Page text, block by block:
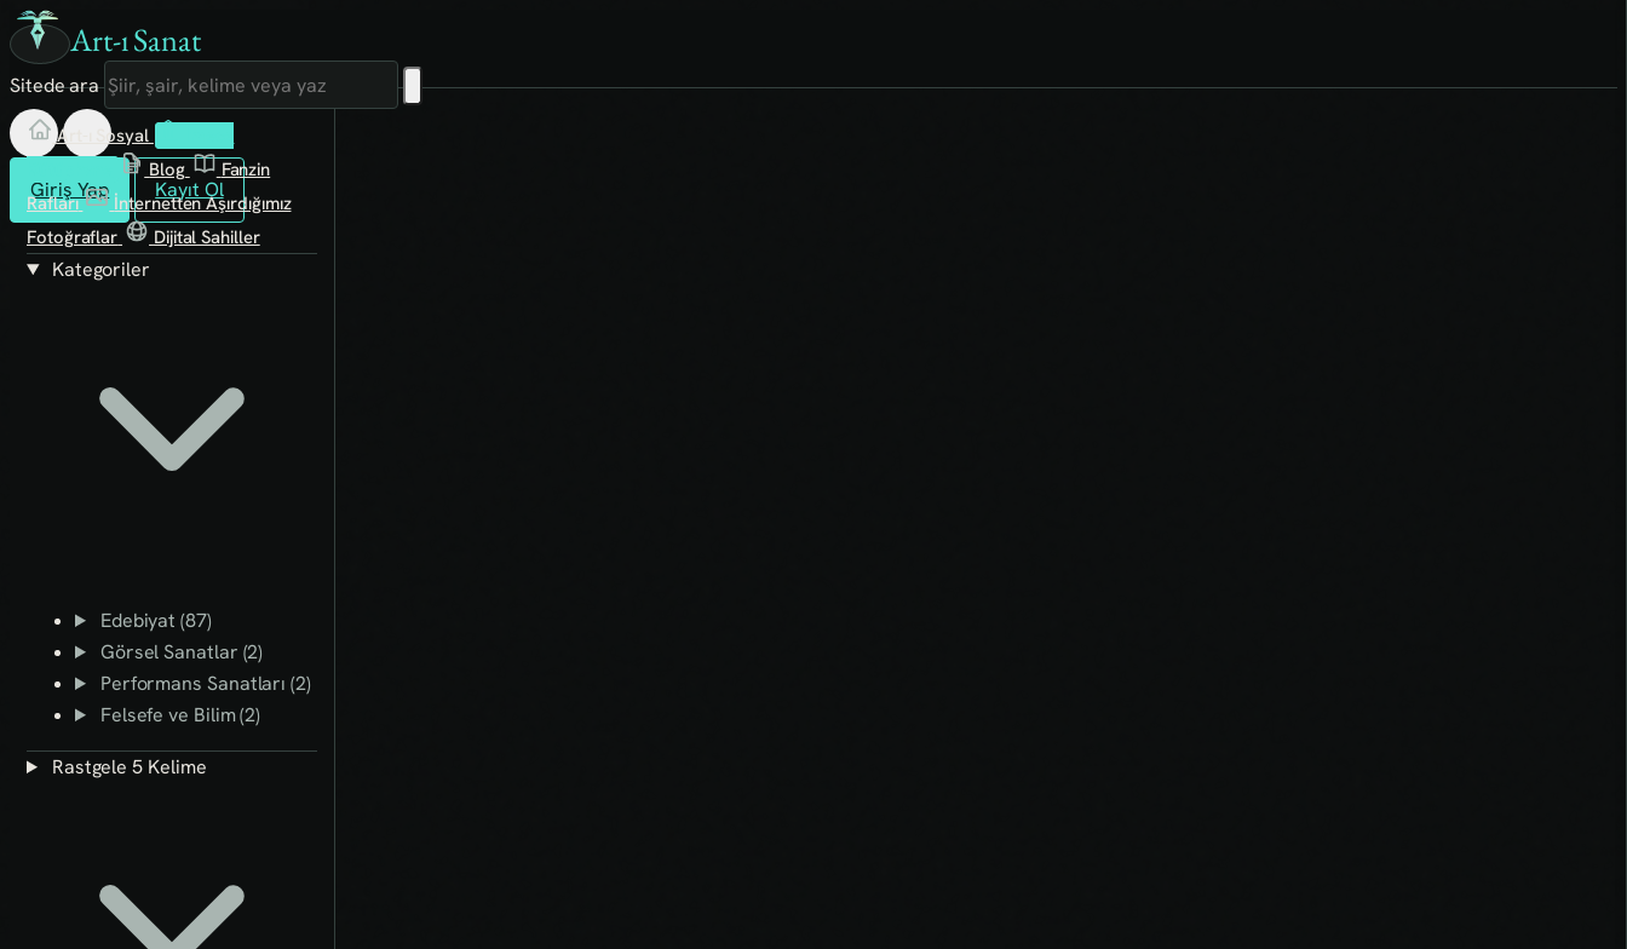
Art-ı Sanat
Sitede ara
Giriş Yap Kayıt Ol
Art-ı Sosyal
Blog
Fanzin
Rafları
İnternetten Aşırdığımız
Fotoğraflar
Dijital Sahiller
Kategoriler
Edebiyat (87)
Görsel Sanatlar (2)
Performans Sanatları (2)
Felsefe ve Bilim (2)
Rastgele 5 Kelime